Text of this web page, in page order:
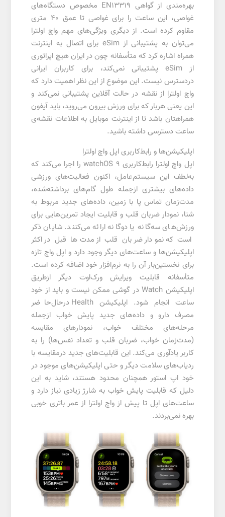
بهره‌مندی از گواهی EN13319 مخصوص دستگاه‌های
غواصی، این ساعت را برای غواصی تا عمق 40 متری
مقاوم کرده است. از دیگری ویژگی‌های مهم واچ اولترا
می‌توان به پشتیبانی از eSim برای اتصال به اینترنت
همراه اشاره کرد که متأسفانه چون در ایران هیچ اپراتوری
از eSim پشتیبانی نمی‌کند، برای کاربران ایرانی
دردسترس نیست. این موضوع از این نظر اهمیت دارد که
واچ اولترا از نقشه در حالت آفلاین پشتیبانی نمی‌کند و
این یعنی هربار که برای ورزش بیرون می‌روید، باید آیفون
همراهتان باشد تا از اینترنت موبایل به اطلاعات نقشه‌ی
ساعت دسترسی داشته باشید.
اپلیکیشن‌ها و رابط‌کاربری اپل واچ اولترا
اپل واچ اولترا رابط‌کاربری watchOS 9 را اجرا می‌کند که
به‌لطف این سیستم‌عامل، اکنون فعالیت‌های ورزشی
داده‌های بیشتری ازجمله طول گام‌های برداشته‌شده،
مدت‌زمان تماس پا با زمین، داده‌های جدید مربوط به
شنا، نمودار ضربان قلب و قابلیت ایجاد تمرین‌هایی برای
ورزش‌های سه‌گانه یا دوگانه ارائه می‌کنند. شایان ذکر
است که نمودار ضربان قلب از مدت‌ها قبل در اکثر
اپلیکیشن‌ها و ساعت‌های دیگر وجود دارد و اپل واچ تازه
برای نخستین‌بار آن را به نرم‌افزار خود اضافه کرده است.
متأسفانه قابلیت ویرایش ورک‌اوت دیگر ازطریق
اپلیکیشن Watch در گوشی ممکن نیست و باید از خود
ساعت انجام شود. اپلیکیشن Health درحال‌حاضر
مصرف دارو و داده‌های جدید پایش خواب ازجمله
مرحله‌های مختلف خواب، نمودارهای مقایسه
(مدت‌زمان خواب، ضربان قلب و تعداد نفس‌ها) را به
کاربر یادآوری می‌کند. این قابلیت‌های جدید درمقایسه ‌با
ردیاب‌های سلامت دیگر و حتی اپلیکیشن‌های موجود در
خود اپ استور همچنان محدود هستند، شاید به این
دلیل که قابلیت پایش خواب به شارژ زیادی نیاز دارد و
ساعت‌های اپل تا پیش از واچ اولترا از عمر باتری خوبی
بهره نمی‌بردند.